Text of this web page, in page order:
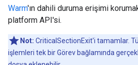
Warm'ın dahili duruma erişimi
platform API'si.
Not: CriticalSectionExit'i tamamlar.
işlemleri tek bir Görev bağlamında